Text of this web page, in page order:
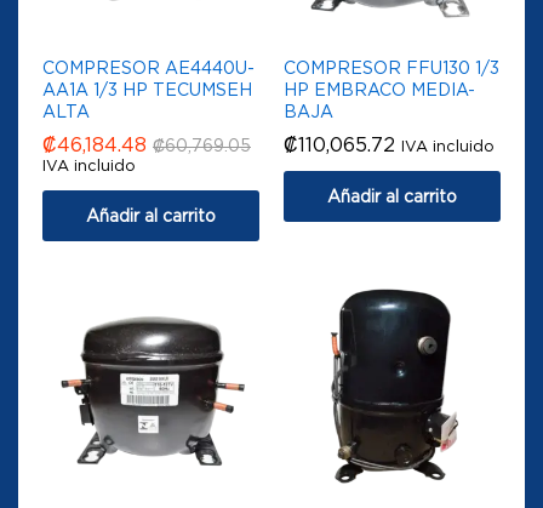
COMPRESOR AE4440U-
AA1A 1/3 HP TECUMSEH
ALTA
₡46,184.48 ₡60,769.05
IVA incluido
Añadir al carrito
COMPRESOR FFU130 1/3
HP EMBRACO MEDIA-
BAJA
₡110,065.72 IVA incluido
Añadir al carrito